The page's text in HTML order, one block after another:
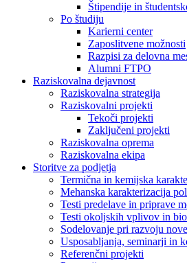
Štipendije in
Po študiju
Karierni center
Zaposlitvene možnosti
Razpisi za delovna
Alumni FTPO
Raziskovalna dejavnost
Raziskovalna strategija
Raziskovalni projekti
Tekoči projekti
Zaključeni projekti
Raziskovalna oprema
Raziskovalna ekipa
Storitve za podjetja
Termična in kemijska
Mehanska karakterizacija
Testi predelave in priprave
Testi okoljskih vplivov in
Sodelovanje pri razvoju
Usposabljanja, seminarji in
Referenčni projekti